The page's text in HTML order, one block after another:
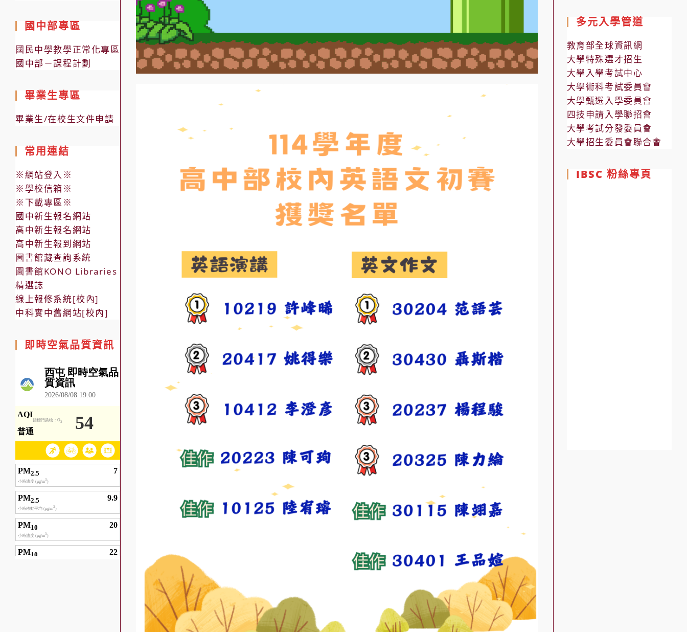
國中部專區
國民中學教學正常化專區
國中部－課程計劃
畢業生專區
畢業生/在校生文件申請
常用連結
※網站登入※
※學校信箱※
※下載專區※
國中新生報名網站
高中新生報名網站
高中新生報到網站
圖書館藏查詢系統
圖書館KONO Libraries
精選誌
線上報修系統[校內]
中科實中舊網站[校內]
即時空氣品質資訊
多元入學管道
教育部全球資訊網
大學特殊選才招生
大學入學考試中心
大學術科考試委員會
大學甄選入學委員會
四技申請入學聯招會
大學考試分發委員會
大學招生委員會聯合會
IBSC 粉絲專頁